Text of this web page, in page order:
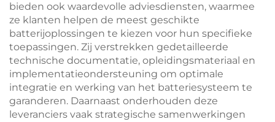
bieden ook waardevolle adviesdiensten, waarmee
ze klanten helpen de meest geschikte
batterijoplossingen te kiezen voor hun specifieke
toepassingen. Zij verstrekken gedetailleerde
technische documentatie, opleidingsmateriaal en
implementatieondersteuning om optimale
integratie en werking van het batteriesysteem te
garanderen. Daarnaast onderhouden deze
leveranciers vaak strategische samenwerkingen